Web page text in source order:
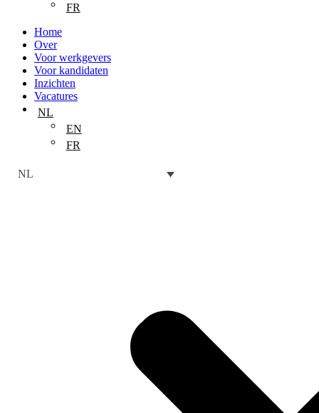
FR
Home
Over
Voor werkgevers
Voor kandidaten
Inzichten
Vacatures
NL
EN
FR
NL